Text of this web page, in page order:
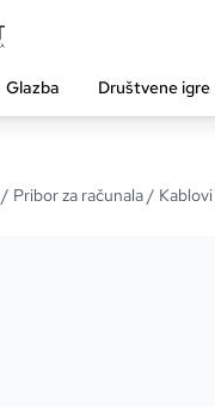
Glazba Društvene igre
/ Pribor za računala/ Kablovi